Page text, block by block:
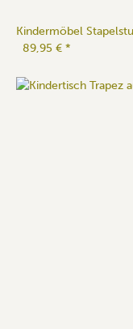
Kindermöbel
89,95 € *